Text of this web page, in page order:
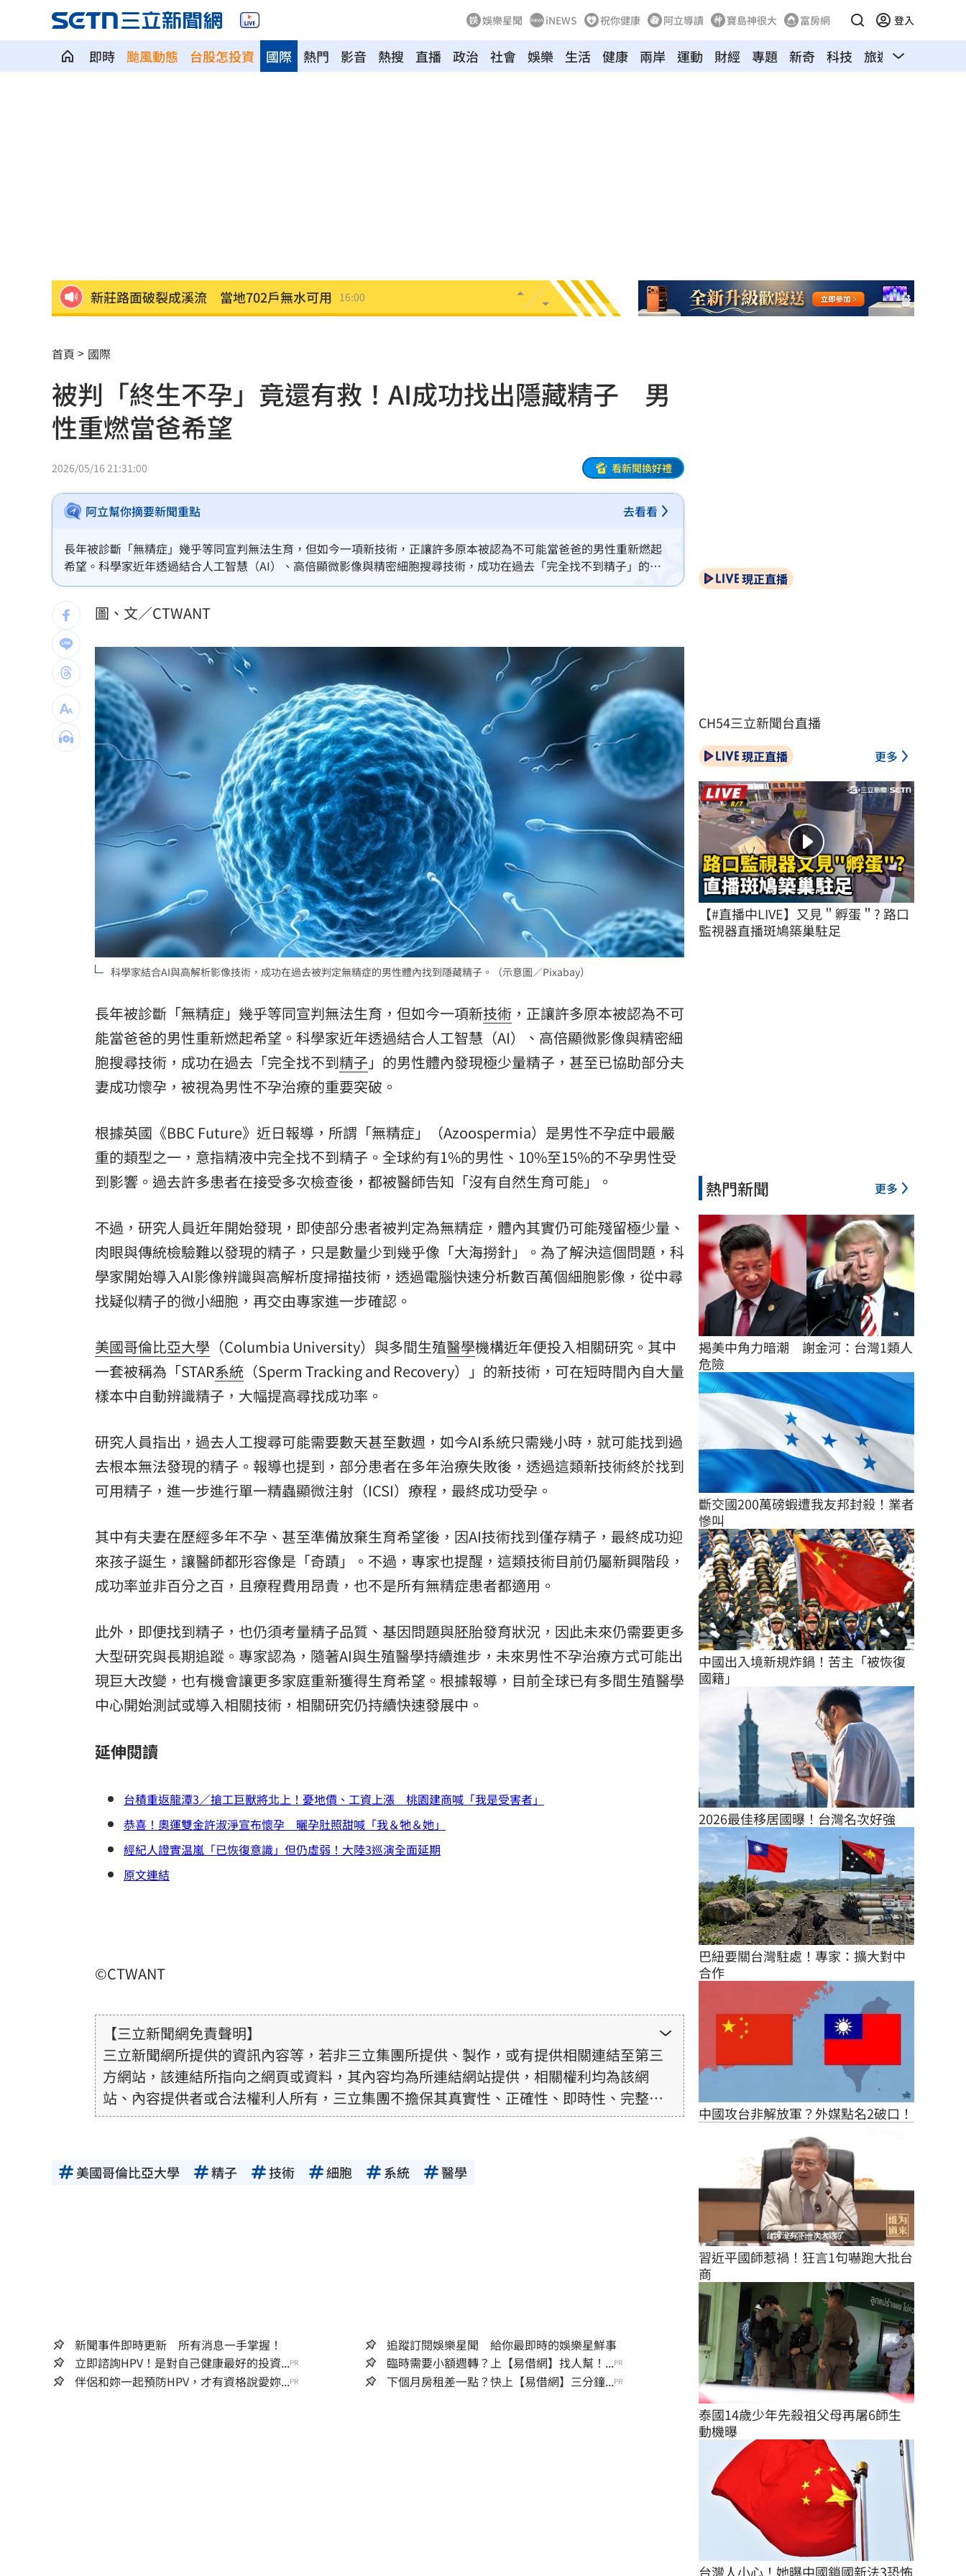
娛樂星聞 iNEWS 祝你健康 阿立導讀 寶島神很大 富房網 登入
即時 颱風動態 台股怎投資 熱門 影音 熱搜 直播 政治 社會 娛樂 生活 健康
國際 兩岸 運動 財經 專題 新奇 科技 旅遊 汽車
新莊路面破裂成溪流 當地702戶無水可用 16:00
狄志為揭遺憾 忙接電話錯過父最後一句話
農水署餐會喊凍蒜？黃世杰競辦反擊藍委 15:54
冷氣連開數個月沒壞 台電示警1事恐傷荷包
河智媛遭疑不尊重文化 經紀公司回應了
偷吃粿粿判賠百萬 王子神隱8個月2度發文 15:45
颱風來襲中國卻管制台海！他：無知又無良 15:41
白海豚橫掃沖繩！4萬戶停電、多人受傷
佛心價吸客！屏東自助餐雞肉加3菜銅板價 15:38
非珍奶！全球「10大健康神物」台灣是這個 15:37
藍重提統一論述 徐國勇轟：呼應北京敘事 15:35
台灣彩券開獎直播中 20:31
LIVE三立+24小時直播 15:27
三立iNEWS新聞台線上直播 18:00
AI時代！威力馬導入智慧營運系統提升效率 12:00
商場戰國來臨 台中「頂奢大道」逐漸成形 12:00
台彩父親節推新刮刮樂千萬頭獎超「爸」氣 12:00
8國球員齊聚高雄 Formosa 7s掀足球熱潮 10:00
理想混蛋號召粉絲跨海追星吃美食！ 18:15
首頁 國際
被判「終生不孕」竟還有救！AI成功找出隱藏精子 男
性重燃當爸希望
2026/05/16 21:31:00 看新聞換好禮
阿立幫你摘要新聞重點 去看看
長年被診斷「無精症」幾乎等同宣判無法生育，但如今一項新技術，正讓許多原本被認為不可能當爸爸的男性重新燃起
希望。科學家近年透過結合人工智慧（AI）、高倍顯微影像與精密細胞搜尋技術，成功在過去「完全找不到精子」的男
性體內發現極少量精子，甚至已協助部分夫妻成功懷孕，被視為男性不孕治療的重要突破。
圖、文／CTWANT
科學家結合AI與高解析影像技術，成功在過去被判定無精症的男性體內找到隱藏精子。（示意圖／Pixabay）
長年被診斷「無精症」幾乎等同宣判無法生育，但如今一項新技術 ，正讓許多原本被認為不可
能當爸爸的男性重新燃起希望。科學家近年透過結合人工智慧（AI）、高倍顯微影像與精密細
胞搜尋技術，成功在過去「完全找不到精子 」的男性體內發現極少量精子，甚至已協助部分夫
妻成功懷孕，被視為男性不孕治療的重要突破。
根據英國《BBC Future》近日報導，所謂「無精症」（Azoospermia）是男性不孕症中最嚴
重的類型之一，意指精液中完全找不到精子。全球約有1%的男性、10%至15%的不孕男性受
到影響。過去許多患者在接受多次檢查後，都被醫師告知「沒有自然生育可能」。
不過，研究人員近年開始發現，即使部分患者被判定為無精症，體內其實仍可能殘留極少量、
肉眼與傳統檢驗難以發現的精子，只是數量少到幾乎像「大海撈針」。為了解決這個問題，科
學家開始導入AI影像辨識與高解析度掃描技術，透過電腦快速分析數百萬個細胞影像，從中尋
找疑似精子的微小細胞，再交由專家進一步確認。
美國哥倫比亞大學 （Columbia University）與多間生殖醫學機構近年便投入相關研究。其中
一套被稱為「STAR系統 （Sperm Tracking and Recovery）」的新技術，可在短時間內自大量
樣本中自動辨識精子，大幅提高尋找成功率。
研究人員指出，過去人工搜尋可能需要數天甚至數週，如今AI系統只需幾小時，就可能找到過
去根本無法發現的精子。報導也提到，部分患者在多年治療失敗後，透過這類新技術終於找到
可用精子，進一步進行單一精蟲顯微注射（ICSI）療程，最終成功受孕。
其中有夫妻在歷經多年不孕、甚至準備放棄生育希望後，因AI技術找到僅存精子，最終成功迎
來孩子誕生，讓醫師都形容像是「奇蹟」。不過，專家也提醒，這類技術目前仍屬新興階段，
成功率並非百分之百，且療程費用昂貴，也不是所有無精症患者都適用。
此外，即便找到精子，也仍須考量精子品質、基因問題與胚胎發育狀況，因此未來仍需要更多
大型研究與長期追蹤。專家認為，隨著AI與生殖醫學持續進步，未來男性不孕治療方式可能出
現巨大改變，也有機會讓更多家庭重新獲得生育希望。根據報導，目前全球已有多間生殖醫學
中心開始測試或導入相關技術，相關研究仍持續快速發展中。
延伸閱讀
台積重返龍潭3／搶工巨獸將北上！憂地價、工資上漲 桃園建商喊「我是受害者」
恭喜！奧運雙金許淑淨宣布懷孕 曬孕肚照甜喊「我＆牠＆她」
經紀人證實温嵐「已恢復意識」但仍虛弱！大陸3巡演全面延期
原文連結
©CTWANT
【三立新聞網免責聲明】
三立新聞網所提供的資訊內容等，若非三立集團所提供、製作，或有提供相關連結至第三
方網站，該連結所指向之網頁或資料，其內容均為所連結網站提供，相關權利均為該網
站、內容提供者或合法權利人所有，三立集團不擔保其真實性、正確性、即時性、完整性
或合法性。三立新聞網所提供的資訊內容，若其著作權不屬於三立集團所有，使用者未取
用者自負全責。
美國哥倫比亞大學 精子 技術 細胞 系統 醫學
新聞事件即時更新 所有消息一手掌握！
追蹤訂閱娛樂星聞 給你最即時的娛樂星鮮事
立即諮詢HPV！是對自己健康最好的投資...PR 臨時需要小額週轉？上【易借網】找人幫！...PR
伴侶和妳一起預防HPV，才有資格說愛妳...PR 下個月房租差一點？快上【易借網】三分鐘...PR
現正直播
CH54三立新聞台直播
現正直播 更多
【#直播中LIVE】又見＂孵蛋＂? 路口
監視器直播斑鳩築巢駐足
熱門新聞 更多
揭美中角力暗潮　謝金河：台灣1類人
危險
斷交國200萬磅蝦遭我友邦封殺！業者
慘叫
中國出入境新規炸鍋！苦主「被恢復
國籍」
2026最佳移居國曝！台灣名次好強
巴紐要關台灣駐處！專家：擴大對中
合作
中國攻台非解放軍？外媒點名2破口！
習近平國師惹禍！狂言1句嚇跑大批台
商
泰國14歲少年先殺祖父母再屠6師生
動機曝
台灣人小心！她曝中國鎖國新法3恐怖